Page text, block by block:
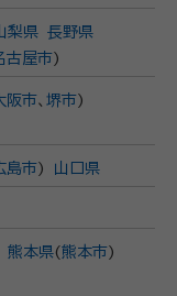
梨県 長野県
古屋市)
阪市、 堺市)
島市) 山口県
熊本県(熊本市)